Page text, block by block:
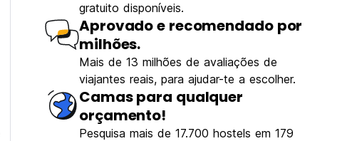
gratuito disponíveis.
Aprovado e recomendado por
milhões.
Mais de 13 milhões de avaliações de
viajantes reais, para ajudar-te a escolher.
Camas para qualquer
orçamento!
Pesquisa mais de 17.700 hostels em 179